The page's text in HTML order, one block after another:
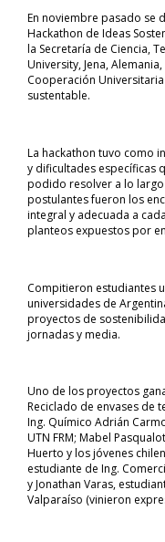
En noviembre pasado se
Hackathon de Ideas
la Secretaría de Ciencia,
University, Jena,
Cooperación
sustentable.
La hackathon tuvo como
y dificultades específicas
podido resolver a lo
postulantes fueron los
integral y adecuada a
planteos expuestos por
Compitieron estudiantes
universidades de
proyectos de
jornadas y media.
Uno de los proyectos
Reciclado de envases de
Ing. Químico Adrián
UTN FRM; Mabel
Huerto y los jóvenes
estudiante de Ing.
y Jonathan Varas,
Valparaíso (vinieron